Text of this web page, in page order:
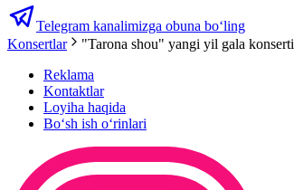
Telegram kanalimizga obuna bo‘ling
Konsertlar
"Tarona shou" yangi yil gala konserti
Reklama
Kontaktlar
Loyiha haqida
Bo‘sh ish o‘rinlari